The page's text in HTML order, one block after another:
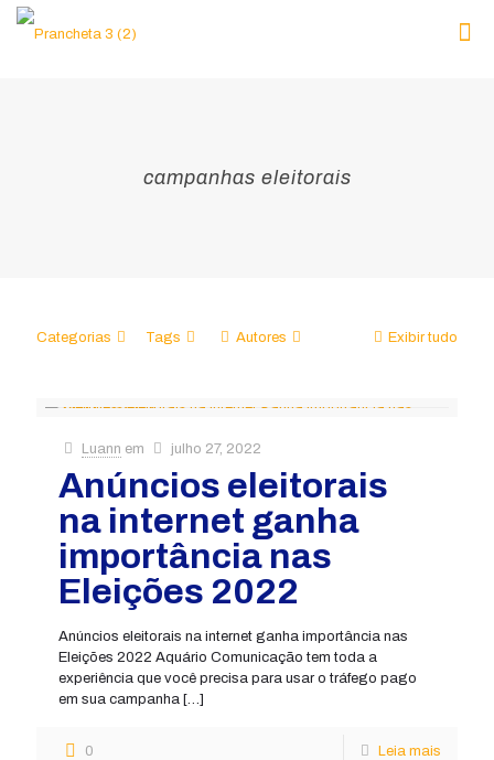
campanhas eleitorais
Categorias Tags Autores Exibir tudo
Luann em julho 27, 2022
Anúncios eleitorais
na internet ganha
importância nas
Eleições 2022
Anúncios eleitorais na internet ganha importância nas
Eleições 2022 Aquário Comunicação tem toda a
experiência que você precisa para usar o tráfego pago
em sua campanha […]
0 Leia mais